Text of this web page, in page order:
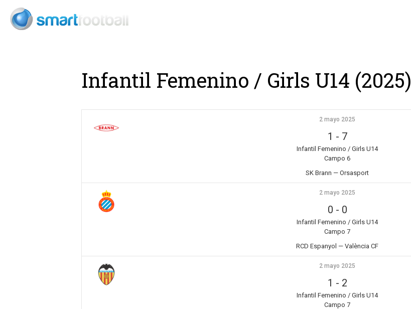
Infantil Femenino / Girls U14 (2025)
2 mayo 2025
1 - 7
Infantil Femenino / Girls U14
Campo 6
SK Brann — Orsasport
2 mayo 2025
0 - 0
Infantil Femenino / Girls U14
Campo 7
RCD Espanyol — València CF
2 mayo 2025
1 - 2
Infantil Femenino / Girls U14
Campo 7